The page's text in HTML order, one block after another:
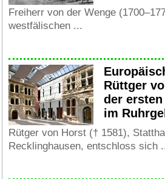
Freiherr von der Wenge
westfälischen ...
Rüttger
der
im
Rütger von Horst († 1581),
Recklinghausen, entschloss sich